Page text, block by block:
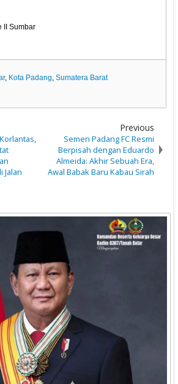
II Sumbar
, Kota Padang,Sumatera Barat
Jalan
Previous
Semen Padang FC Resmi
Berpisah dengan Eduardo
Almeida: Akhir Sebuah Era,
Awal Babak Baru Kabau Sirah